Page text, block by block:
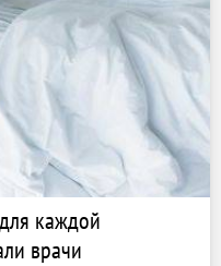
каждой
врачи